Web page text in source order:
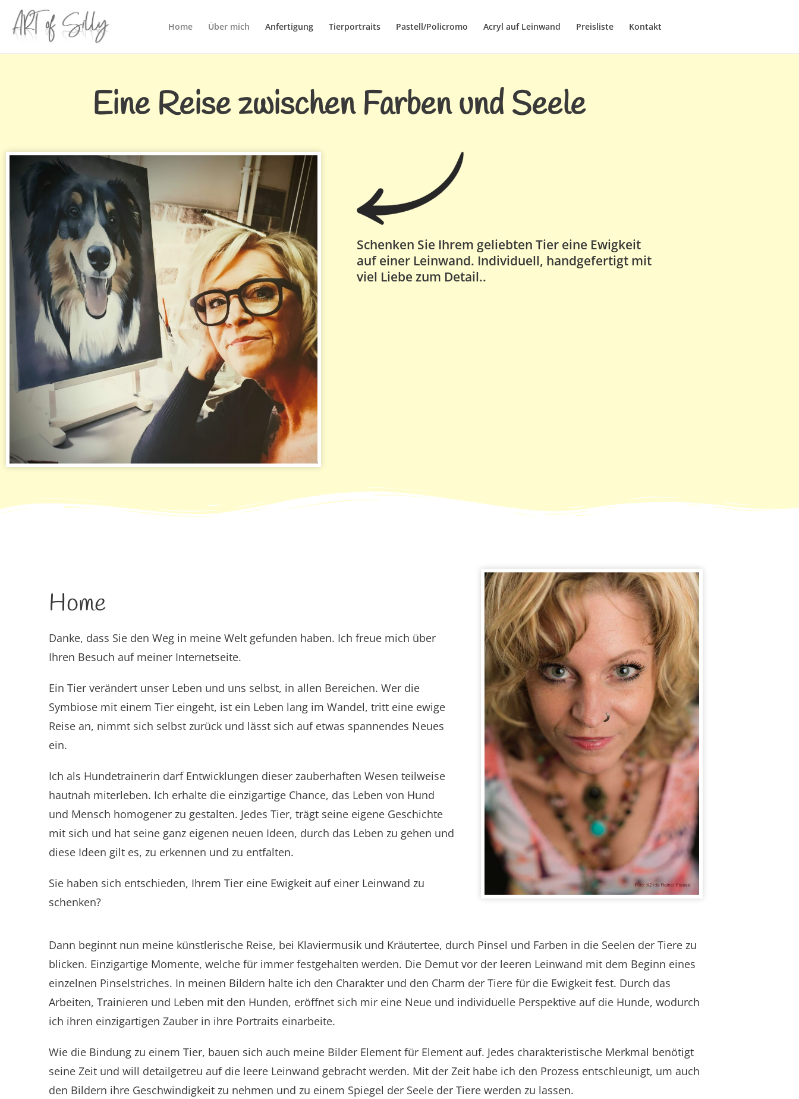
Home Über mich Anfertigung Tierportraits Pastell/Policromo Acryl auf Leinwand Preisliste Kontakt
Eine Reise zwischen Farben und Seele
Schenken Sie Ihrem geliebten Tier eine Ewigkeit
auf einer Leinwand. Individuell, handgefertigt mit
viel Liebe zum Detail..
Home
Danke, dass Sie den Weg in meine Welt gefunden haben. Ich freue mich über
Ihren Besuch auf meiner Internetseite.
Ein Tier verändert unser Leben und uns selbst, in allen Bereichen. Wer die
Symbiose mit einem Tier eingeht, ist ein Leben lang im Wandel, tritt eine ewige
Reise an, nimmt sich selbst zurück und lässt sich auf etwas spannendes Neues
ein.
Ich als Hundetrainerin darf Entwicklungen dieser zauberhaften Wesen teilweise
hautnah miterleben. Ich erhalte die einzigartige Chance, das Leben von Hund
und Mensch homogener zu gestalten. Jedes Tier, trägt seine eigene Geschichte
mit sich und hat seine ganz eigenen neuen Ideen, durch das Leben zu gehen und
diese Ideen gilt es, zu erkennen und zu entfalten.
Sie haben sich entschieden, Ihrem Tier eine Ewigkeit auf einer Leinwand zu
schenken?
Dann beginnt nun meine künstlerische Reise, bei Klaviermusik und Kräutertee, durch Pinsel und Farben in die Seelen der Tiere zu
blicken. Einzigartige Momente, welche für immer festgehalten werden. Die Demut vor der leeren Leinwand mit dem Beginn eines
einzelnen Pinselstriches. In meinen Bildern halte ich den Charakter und den Charm der Tiere für die Ewigkeit fest. Durch das
Arbeiten, Trainieren und Leben mit den Hunden, eröffnet sich mir eine Neue und individuelle Perspektive auf die Hunde, wodurch
ich ihren einzigartigen Zauber in ihre Portraits einarbeite.
Wie die Bindung zu einem Tier, bauen sich auch meine Bilder Element für Element auf. Jedes charakteristische Merkmal benötigt
seine Zeit und will detailgetreu auf die leere Leinwand gebracht werden. Mit der Zeit habe ich den Prozess entschleunigt, um auch
den Bildern ihre Geschwindigkeit zu nehmen und zu einem Spiegel der Seele der Tiere werden zu lassen.